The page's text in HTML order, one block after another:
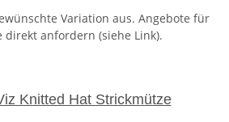
Variation aus. Angebote für
direkt anfordern (siehe Link).
Knitted Hat Strickmütze